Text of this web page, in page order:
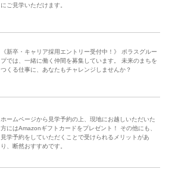
にご見学いただけます。
《新卒・キャリア採用エントリー受付中！》 ポラスグルー
プでは、一緒に働く仲間を募集しています。 未来のまちを
つくる仕事に、あなたもチャレンジしませんか？
ホームページから見学予約の上、現地にお越しいただいた
方にはAmazonギフトカードをプレゼント！ その他にも、
見学予約をしていただくことで受けられるメリットがあ
り、断然おすすめです。